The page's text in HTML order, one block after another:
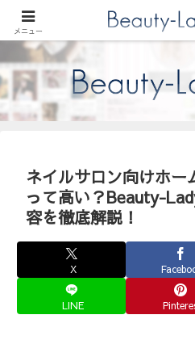
美容室・ネイルサロンのホームページ制
ィネット）の制作実績やキャンペーン情
ネイルサロン向けホー
って高い？Beauty-
容を徹底解説！
X
LINE
メニュー